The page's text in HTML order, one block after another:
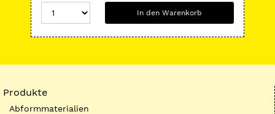
In den Warenkorb
Produkte
Abformmaterialien